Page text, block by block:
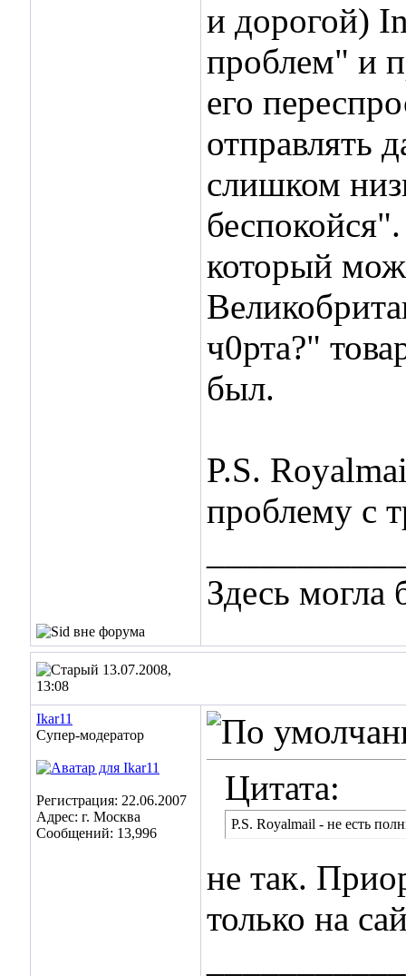
и дорогой)
проблем" и
его
отправлять
слишком
который
ч0рта?"
был.
P.S.
проблему с
Здесь
13.07.2008,
13:08
Ikar11
Супер-модератор
Регистрация: 22.06.2007
Адрес: г. Москва
Сообщений: 13,996
Цитата:
P.S. Royalmail - не есть
не так.
только на